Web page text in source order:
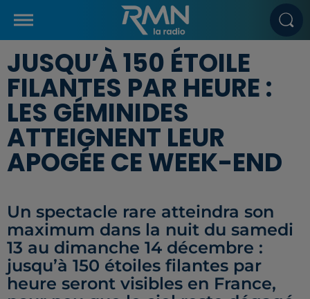
JUSQU’À 150 ÉTOILE
FILANTES PAR HEURE :
LES GÉMINIDES
ATTEIGNENT LEUR
APOGÉE CE WEEK-END
Un spectacle rare atteindra son
maximum dans la nuit du samedi
13 au dimanche 14 décembre :
jusqu’à 150 étoiles filantes par
heure seront visibles en France,